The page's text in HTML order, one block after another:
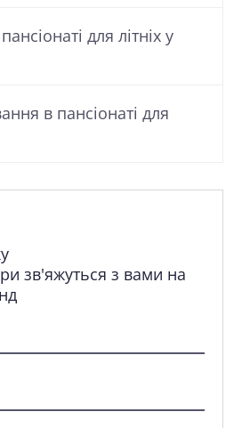
для літніх у
в пансіонаті для
зв'яжуться з вами на